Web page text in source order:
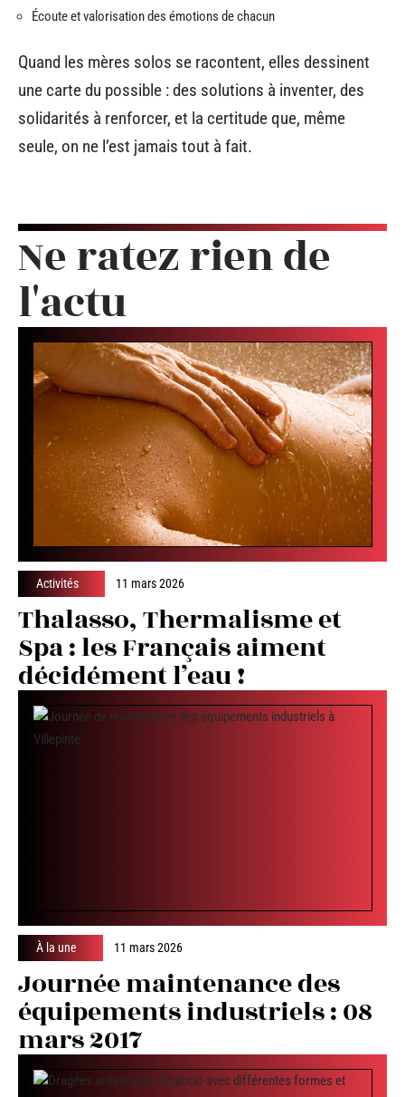
Écoute et valorisation des émotions de chacun
Quand les mères solos se racontent, elles dessinent
une carte du possible : des solutions à inventer, des
solidarités à renforcer, et la certitude que, même
seule, on ne l’est jamais tout à fait.
Ne ratez rien de
l'actu
Activités 11 mars 2026
Thalasso, Thermalisme et
Spa : les Français aiment
décidément l’eau !
À la une 11 mars 2026
Journée maintenance des
équipements industriels : 08
mars 2017